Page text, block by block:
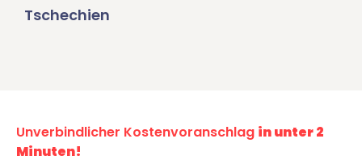
Tschechien
Unverbindlicher Kostenvoranschlag in unter 2
Minuten!